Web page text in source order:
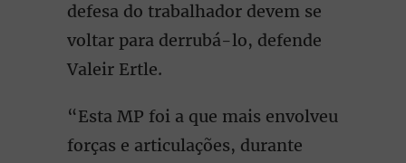
defesa do trabalhador devem se
voltar para derrubá-lo, defende
Valeir Ertle.
“Esta MP foi a que mais envolveu
forças e articulações, durante